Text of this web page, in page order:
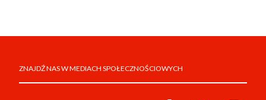
ZNAJDŹ NAS W MEDIACH SPOŁECZNOŚCIOWYCH